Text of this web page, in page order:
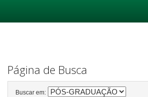
Página de Busca
Buscar em: